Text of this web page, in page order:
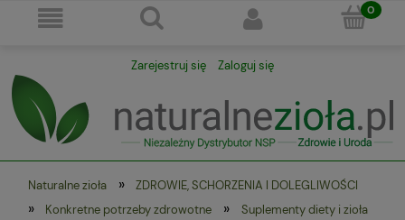
Zarejestruj się Zaloguj się
Naturalne zioła » ZDROWIE, SCHORZENIA I DOLEGLIWOŚCI
» Konkretne potrzeby zdrowotne »
Suplementy diety i zioła